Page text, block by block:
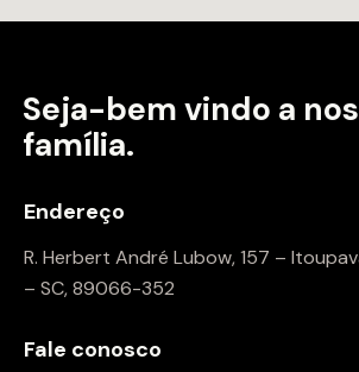
Seja-bem vindo a
família.
Endereço
R. Herbert André Lubow, 157 –
– SC, 89066-352
Fale conosco